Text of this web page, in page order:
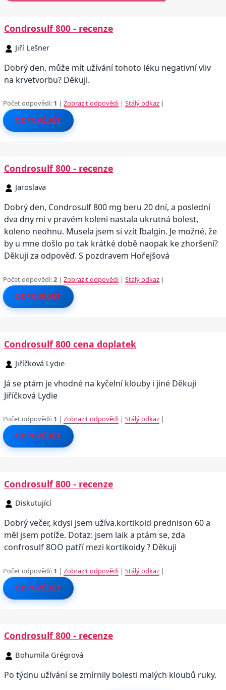
Condrosulf 800 - recenze
Jiří Lešner
Dobrý den, může mít užívání tohoto léku negativní vliv
na krvetvorbu? Děkuji.
Počet odpovědí: 1 |Zobrazit odpovědi |Stálý odkaz |
ODPOVĚDĚT
Condrosulf 800 - recenze
Jaroslava
Dobrý den, Condrosulf 800 mg beru 20 dní, a poslední
dva dny mi v pravém koleni nastala ukrutná bolest,
koleno neohnu. Musela jsem si vzít Ibalgin. Je možné, že
by u mne došlo po tak krátké době naopak ke zhoršení?
Děkuji za odpověď. S pozdravem Hořejšová
Počet odpovědí:2 |Zobrazit odpovědi |Stálý odkaz |
ODPOVĚDĚT
Condrosulf 800 cena doplatek
Jiříčková Lydie
Já se ptám je vhodné na kyčelní klouby i jiné Děkuji
Jiříčková Lydie
Počet odpovědí: 1 |Zobrazit odpovědi |Stálý odkaz |
ODPOVĚDĚT
Condrosulf 800 - recenze
Diskutující
Dobrý večer, kdysi jsem užíva.kortikoid prednison 60 a
měl jsem potíže. Dotaz: jsem laik a ptám se, zda
confrosulf 8OO patří mezi kortikoidy ? Děkuji
Počet odpovědí: 1 |Zobrazit odpovědi |Stálý odkaz |
ODPOVĚDĚT
Condrosulf 800 - recenze
Bohumila Grégrová
Po týdnu užívání se zmírnily bolesti malých kloubů ruky.